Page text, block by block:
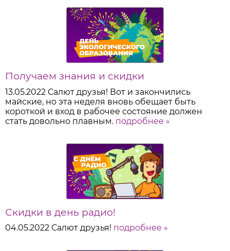
Получаем знания и скидки
13.05.2022 Салют друзья! Вот и закончились
майские, но эта неделя вновь обещает быть
короткой и вход в рабочее состояние должен
стать довольно плавным. подробнее »
Скидки в день радио!
04.05.2022 Салют друзья! подробнее »